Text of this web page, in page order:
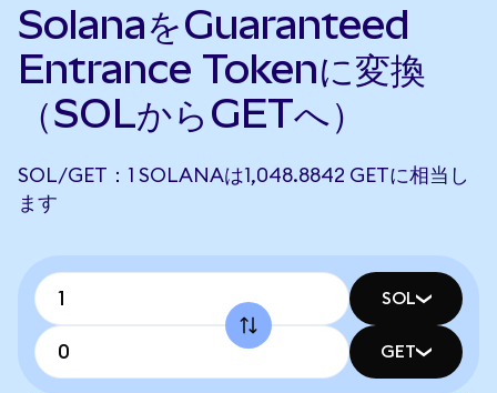
SolanaをGuaranteed
Entrance Tokenに変換
（SOLからGETへ）
SOL/GET：1 SOLANAは1,048.8842 GETに相当し
ます
SOL
GET